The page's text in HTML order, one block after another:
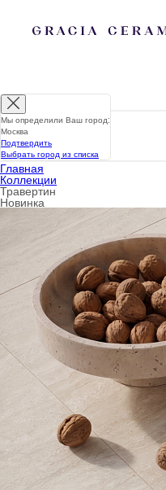
Главная
Коллекции
Травертин
Новинка
Мы определили Ваш город:
Москва
Подтвердить
Выбрать город из списка